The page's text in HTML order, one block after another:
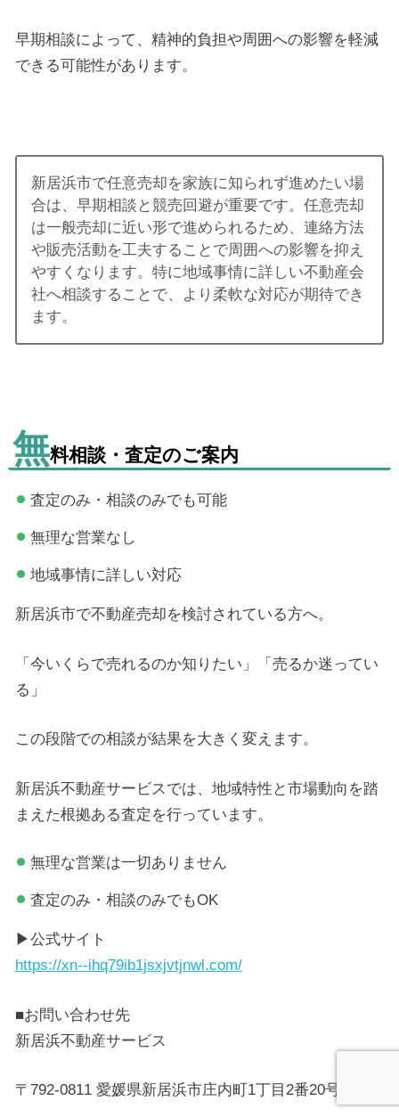
早期相談によって、精神的負担や周囲への影響を軽減
できる可能性があります。
新居浜市で任意売却を家族に知られず進めたい場
合は、早期相談と競売回避が重要です。任意売却
は一般売却に近い形で進められるため、連絡方法
や販売活動を工夫することで周囲への影響を抑え
やすくなります。特に地域事情に詳しい不動産会
社へ相談することで、より柔軟な対応が期待でき
ます。
無料相談・査定のご案内
査定のみ・相談のみでも可能
無理な営業なし
地域事情に詳しい対応
新居浜市で不動産売却を検討されている方へ。
「今いくらで売れるのか知りたい」「売るか迷ってい
る」
この段階での相談が結果を大きく変えます。
新居浜不動産サービスでは、地域特性と市場動向を踏
まえた根拠ある査定を行っています。
無理な営業は一切ありません
査定のみ・相談のみでもOK
▶公式サイト
https://xn--ihq79ib1jsxjvtjnwl.com/
■お問い合わせ先
新居浜不動産サービス
〒792-0811 愛媛県新居浜市庄内町1丁目2番20号